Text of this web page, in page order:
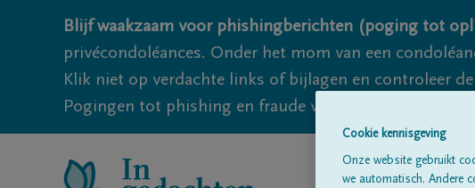
Blijf waakzaam voor phishingberichten (poging tot
privécondoléances. Onder het mom van een
Klik niet op verdachte links of bijlagen en controleer
Pogingen tot phishing en fraude vallen echter nooit
Cookie kennisgeving
Onze website gebruikt
we automatisch. Andere